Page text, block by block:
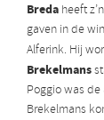
Breda heeft
gaven in de
Alferink. Hij
Brekelmans
Poggio was
Brekelmans